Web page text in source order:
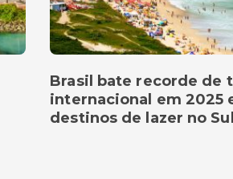
Brasil bate recorde de
internacional em 2025
destinos de lazer no Sul